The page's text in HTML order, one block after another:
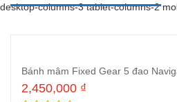
desktop-columns-3 tablet-columns-2
Bánh mâm Fixed Gear 5 đao
2,450,000 ₫